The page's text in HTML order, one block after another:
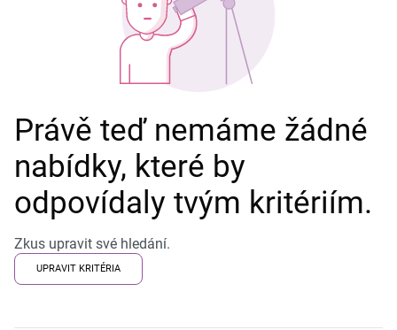
Právě teď nemáme žádné
nabídky, které by
odpovídaly tvým kritériím.
Zkus upravit své hledání.
UPRAVIT KRITÉRIA